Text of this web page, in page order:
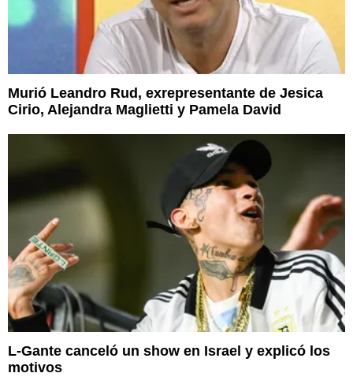
Murió Leandro Rud, exrepresentante de Jesica
Cirio, Alejandra Maglietti y Pamela David
L-Gante canceló un show en Israel y explicó los
motivos